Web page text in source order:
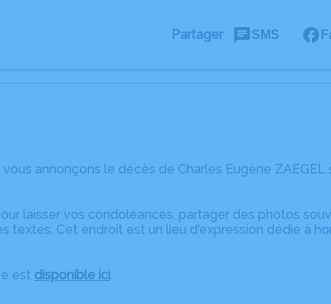
Partager SMS
annonçons le décès de Charles Eugène
laisser vos condoléances, partager des photos
textes. Cet endroit est un lieu d'expression dédié à
est disponible ici.